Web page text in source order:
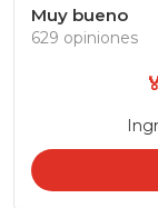
Muy bueno
629 opiniones